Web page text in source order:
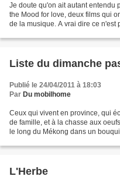
Je doute qu'on ait autant entendu
the Mood for love, deux films qui
de la musique. A vrai dire ce n'est
Liste du dimanche
Publié le 24/04/2011 à 18:03
Par Du mobilhome
Ceux qui vivent en province, qui
de famille, et à la chasse aux
le long du Mékong dans un
L'Herbe